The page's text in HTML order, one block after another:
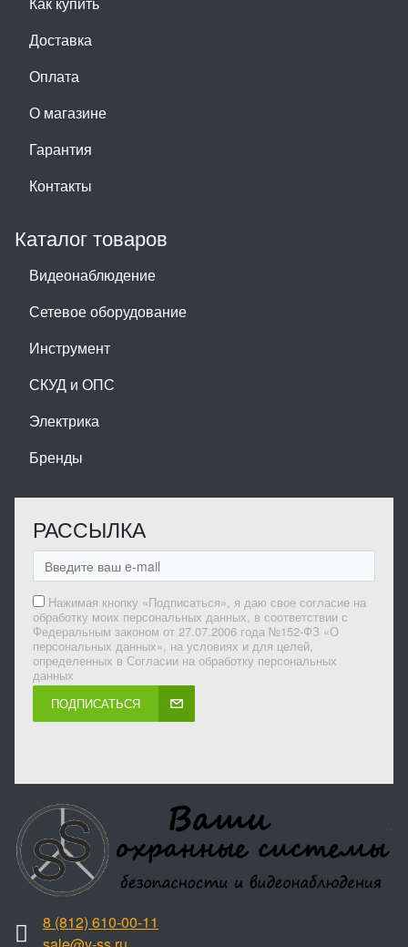
Доставка
Оплата
О магазине
Гарантия
Контакты
Каталог товаров
Видеонаблюдение
Сетевое оборудование
Инструмент
СКУД и ОПС
Электрика
Бренды
РАССЫЛКА
Нажимая кнопку «Подписаться», я даю свое согласие на
обработку моих персональных данных, в соответствии с
Федеральным законом от 27.07.2006 года №152-ФЗ «О
персональных данных», на условиях и для целей,
определенных в Согласии на обработку персональных
данных
ПОДПИСАТЬСЯ
8 (812) 610-00-11